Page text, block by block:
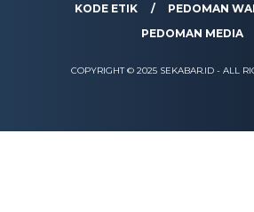
KODE ETIK
PEDOMAN
PEDOMAN MEDIA
COPYRIGHT © 2025 SEKABAR.ID - ALL